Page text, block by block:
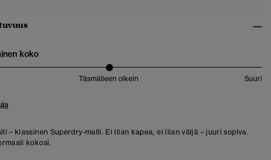
koko
Täsmälleen oikein Suuri
– klassinen Superdry-malli. Ei liian kapea, ei liian väljä – juuri sopiva.
kokosi.